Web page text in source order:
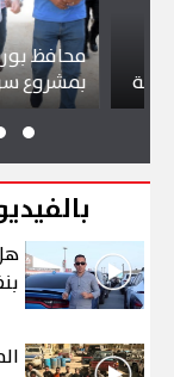
محافظ
بمشروع سوق